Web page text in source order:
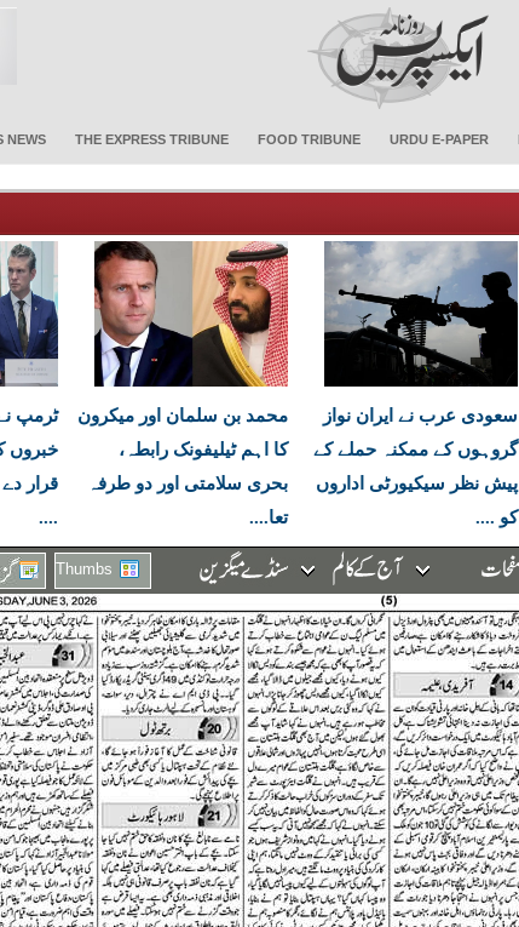
NEWS THE EXPRESS TRIBUNE FOOD TRIBUNE URDU E-PAPER
سعودی عرب نے ایران نواز
گروہوں کے ممکنہ حملے کے
پیش نظر سیکیورٹی اداروں
کو ....
محمد بن سلمان اور میکرون
کا اہم ٹیلیفونک رابطہ،
بحری سلامتی اور دو طرفہ
تعا....
ٹرمپ
خبروں
قرار
....
Thumbs